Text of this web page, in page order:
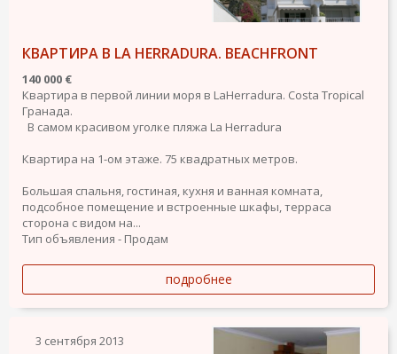
КВАРТИРА В LA HERRADURA. BEACHFRONT
140 000 €
Квартира в первой линии моря в LaHerradura. Costa Tropical
Гранадa.
В самом красивом уголке пляжа La Herradura
Квартира на 1-ом этаже. 75 квадратных метров.
Большая спальня, гостиная, кухня и ванная комната,
подсобное помещение и встроенные шкафы, терраса
сторонa с видом на...
Тип объявления - Продам
подробнее
3 сентября 2013